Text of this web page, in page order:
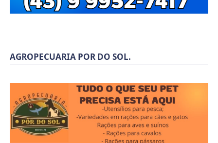
AGROPECUARIA POR DO SOL.